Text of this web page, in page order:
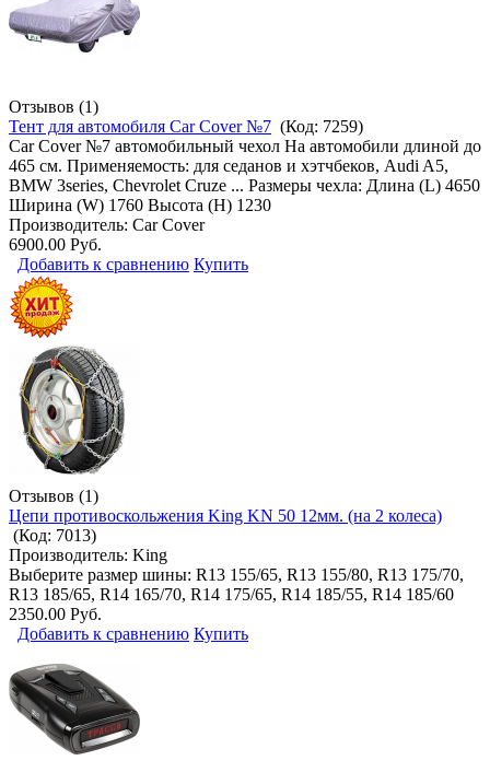
Отзывов (1)
Тент для автомобиля Car Cover №7 (Код: 7259)
Car Cover №7 автомобильный чехол На автомобили длиной до
465 см. Применяемость: для седанов и хэтчбеков, Audi A5,
BMW 3series, Chevrolet Cruze ... Размеры чехла: Длина (L) 4650
Ширина (W) 1760 Высота (H) 1230
Производитель: Car Cover
6900.00 Руб.
Добавить к сравнению Купить
Отзывов (1)
Цепи противоскольжения King KN 50 12мм. (на 2 колеса)
(Код: 7013)
Производитель: King
Выберите размер шины: R13 155/65, R13 155/80, R13 175/70,
R13 185/65, R14 165/70, R14 175/65, R14 185/55, R14 185/60
2350.00 Руб.
Добавить к сравнению Купить